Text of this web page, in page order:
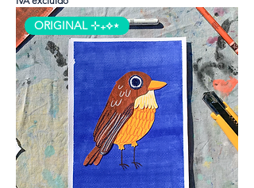
ORIGINAL ⊹₊⟡⋆